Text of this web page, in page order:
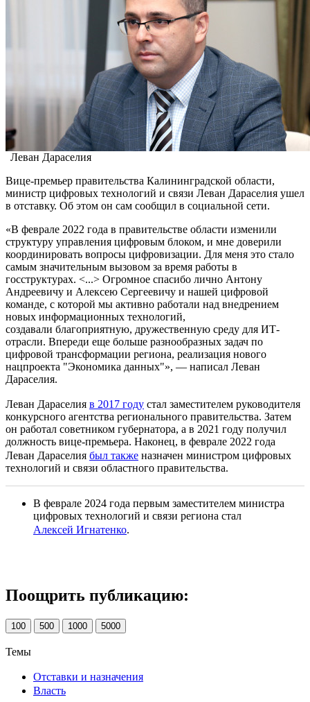
Леван Дараселия
Вице-премьер правительства Калининградской области,
министр цифровых технологий и связи Леван Дараселия ушел
в отставку. Об этом он сам сообщил в социальной сети.
«В феврале 2022 года в правительстве области изменили
структуру управления цифровым блоком, и мне доверили
координировать вопросы цифровизации. Для меня это стало
самым значительным вызовом за время работы в
госструктурах. <...> Огромное спасибо лично Антону
Андреевичу и Алексею Сергеевичу и нашей цифровой
команде, с которой мы активно работали над внедрением
новых информационных технологий,
создавали благоприятную, дружественную среду для ИТ-
отрасли. Впереди еще больше разнообразных задач по
цифровой трансформации региона, реализация нового
нацпроекта "Экономика данных"», — написал Леван
Дараселия.
Леван Дараселия в 2017 году стал заместителем руководителя
конкурсного агентства регионального правительства. Затем
он работал советником губернатора, а в 2021 году получил
должность вице-премьера. Наконец, в феврале 2022 года
Леван Дараселия был также назначен министром цифровых
технологий и связи областного правительства.
В феврале 2024 года первым заместителем министра
цифровых технологий и связи региона стал
Алексей Игнатенко.
Поощрить публикацию:
100 500 1000 5000
Темы
Отставки и назначения
Власть